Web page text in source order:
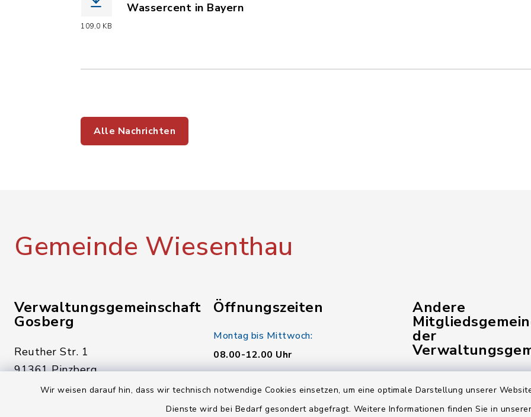
Wir weisen darauf hin, dass wir technisch notwendige Cookies einsetzen, um eine optimale Darstellung unserer
Dienste wird bei Bedarf gesondert abgefragt. Weitere Informationen finden Sie in
109,0 KB
Wassercent in Bayern
Alle Nachrichten
Gemeinde Wiesenthau
Verwaltungsgemeinschaft
Gosberg
Reuther Str. 1
91361 Pinzberg
09191 7950-0
Öffnungszeiten
Montag bis Mittwoch:
08.00-12.00 Uhr
Andere
der
Gemeinde Pinzberg